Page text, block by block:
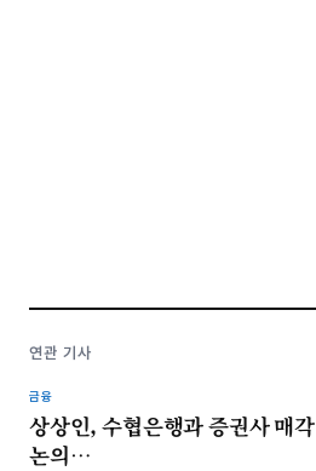
연관 기사
금융
상상인, 수협은행과 증권사 매각
논의…